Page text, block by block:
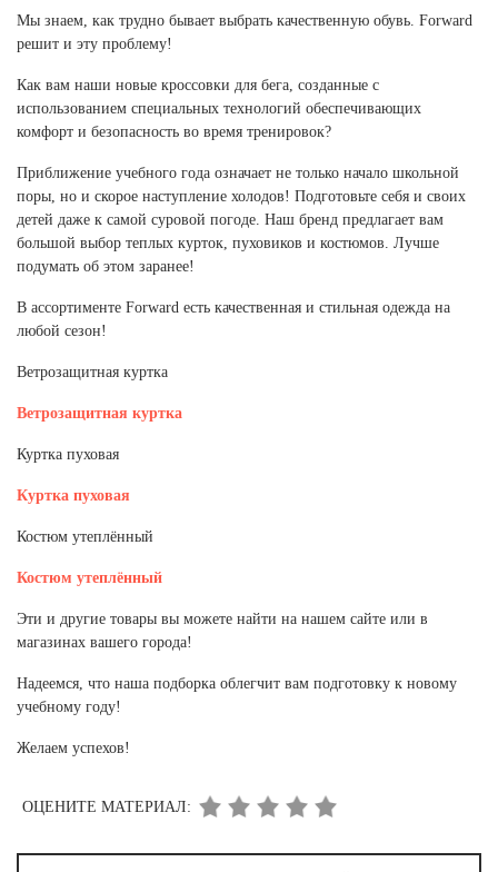
Мы знаем, как трудно бывает выбрать качественную обувь. Forward
решит и эту проблему!
Как вам наши новые кроссовки для бега, созданные с
использованием специальных технологий обеспечивающих
комфорт и безопасность во время тренировок?
Приближение учебного года означает не только начало школьной
поры, но и скорое наступление холодов! Подготовьте себя и своих
детей даже к самой суровой погоде. Наш бренд предлагает вам
большой выбор теплых курток, пуховиков и костюмов. Лучше
подумать об этом заранее!
В ассортименте Forward есть качественная и стильная одежда на
любой сезон!
Ветрозащитная куртка
Ветрозащитная куртка
Куртка пуховая
Куртка пуховая
Костюм утеплённый
Костюм утеплённый
Эти и другие товары вы можете найти на нашем сайте или в
магазинах вашего города!
Надеемся, что наша подборка облегчит вам подготовку к новому
учебному году!
Желаем успехов!
ОЦЕНИТЕ МАТЕРИАЛ: